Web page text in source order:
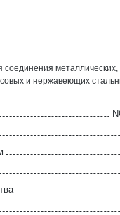
соединения
и нержавеющих